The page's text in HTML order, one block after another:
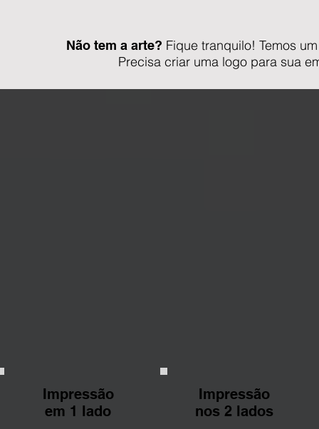
Não tem a arte? Fique tranquilo! Temos
Precisa criar uma logo para sua
Impressão
em 1 lado
Impressão
nos 2 lados